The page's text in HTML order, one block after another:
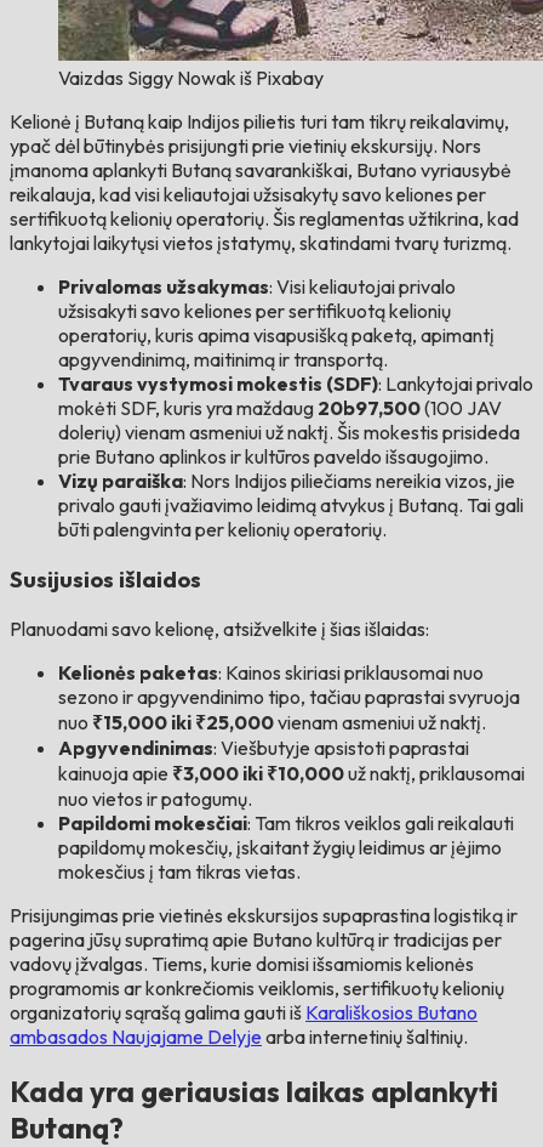
Vaizdas Siggy Nowak iš Pixabay
Kelionė į Butaną kaip Indijos pilietis turi tam tikrų reikalavimų,
ypač dėl būtinybės prisijungti prie vietinių ekskursijų. Nors
įmanoma aplankyti Butaną savarankiškai, Butano vyriausybė
reikalauja, kad visi keliautojai užsisakytų savo keliones per
sertifikuotą kelionių operatorių. Šis reglamentas užtikrina, kad
lankytojai laikytųsi vietos įstatymų, skatindami tvarų turizmą.
Privalomas užsakymas: Visi keliautojai privalo
užsisakyti savo keliones per sertifikuotą kelionių
operatorių, kuris apima visapusišką paketą, apimantį
apgyvendinimą, maitinimą ir transportą.
Tvaraus vystymosi mokestis (SDF): Lankytojai privalo
mokėti SDF, kuris yra maždaug 20b97,500(100 JAV
dolerių) vienam asmeniui už naktį. Šis mokestis prisideda
prie Butano aplinkos ir kultūros paveldo išsaugojimo.
Vizų paraiška: Nors Indijos piliečiams nereikia vizos, jie
privalo gauti įvažiavimo leidimą atvykus į Butaną. Tai gali
būti palengvinta per kelionių operatorių.
Susijusios išlaidos
Planuodami savo kelionę, atsižvelkite į šias išlaidas:
Kelionės paketas: Kainos skiriasi priklausomai nuo
sezono ir apgyvendinimo tipo, tačiau paprastai svyruoja
nuo ₹15,000 iki ₹25,000vienam asmeniui už naktį.
Apgyvendinimas: Viešbutyje apsistoti paprastai
kainuoja apie ₹3,000 iki ₹10,000už naktį, priklausomai
nuo vietos ir patogumų.
Papildomi mokesčiai: Tam tikros veiklos gali reikalauti
papildomų mokesčių, įskaitant žygių leidimus ar įėjimo
mokesčius į tam tikras vietas.
Prisijungimas prie vietinės ekskursijos supaprastina logistiką ir
pagerina jūsų supratimą apie Butano kultūrą ir tradicijas per
vadovų įžvalgas. Tiems, kurie domisi išsamiomis kelionės
programomis ar konkrečiomis veiklomis, sertifikuotų kelionių
organizatorių sąrašą galima gauti iš Karališkosios Butano
ambasados Naujajame Delyje arba internetinių šaltinių.
Kada yra geriausias laikas aplankyti
Butaną?